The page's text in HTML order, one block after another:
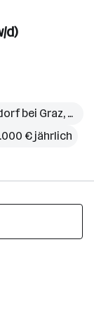
d)
bei Graz,
€ jährlich